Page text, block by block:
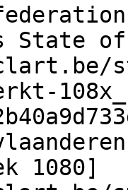
State
1080]